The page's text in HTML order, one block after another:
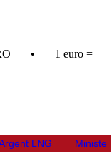
• 1 euro =
LNG